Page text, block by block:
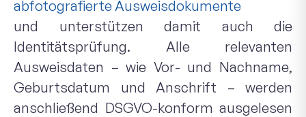
abfotografierte Ausweisdokumente
und unterstützen damit auch die
Identitätsprüfung. Alle relevanten
Ausweisdaten – wie Vor- und Nachname,
Geburtsdatum und Anschrift – werden
anschließend DSGVO-konform ausgelesen